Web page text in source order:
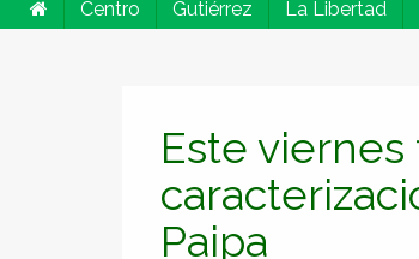
Centro Gutiérrez La Libertad
Este
Paipa